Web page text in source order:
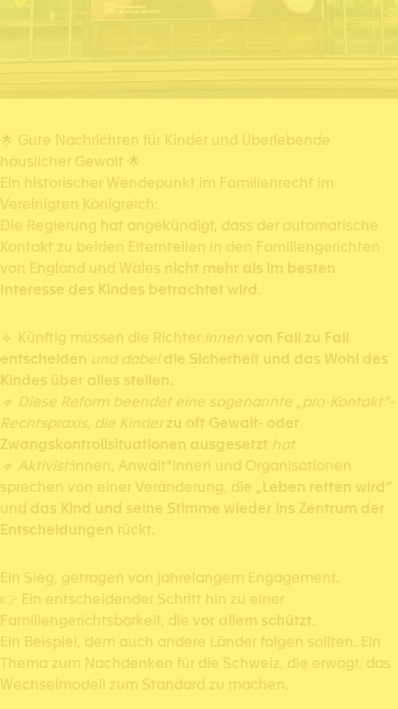
🌟 Gute Nachrichten für Kinder und Überlebende
häuslicher Gewalt 🌟
Ein historischer Wendepunkt im Familienrecht im
Vereinigten Königreich:
Die Regierung hat angekündigt, dass der automatische
Kontakt zu beiden Elternteilen in den Familiengerichten
von England und Wales nicht mehr als im besten
Interesse des Kindes betrachtet wird.
🔹 Künftig müssen die Richter:innen von Fall zu Fall
entscheiden und dabei die Sicherheit und das Wohl des
Kindes über alles stellen.
🔹 Diese Reform beendet eine sogenannte „pro-Kontakt“-
Rechtspraxis, die Kinder zu oft Gewalt- oder
Zwangskontrollsituationen ausgesetzt hat.
🔹 Aktivist:innen, Anwält*innen und Organisationen
sprechen von einer Veränderung, die „Leben retten wird“
und das Kind und seine Stimme wieder ins Zentrum der
Entscheidungen rückt.
Ein Sieg, getragen von jahrelangem Engagement.
👉 Ein entscheidender Schritt hin zu einer
Familiengerichtsbarkeit, die vor allem schützt.
Ein Beispiel, dem auch andere Länder folgen sollten. Ein
Thema zum Nachdenken für die Schweiz, die erwägt, das
Wechselmodell zum Standard zu machen.